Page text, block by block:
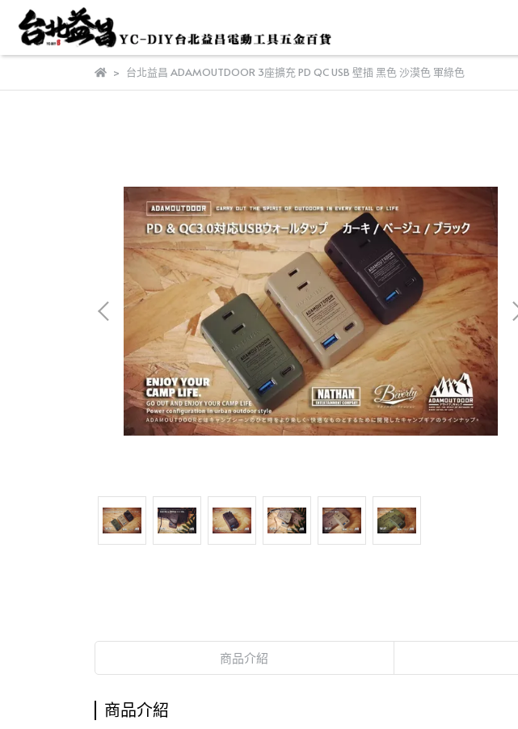
台北益昌 ADAMOUTDOOR 3座擴充 PD QC USB 壁插 黑色 沙漠色 軍綠色
商品介紹
商品介紹